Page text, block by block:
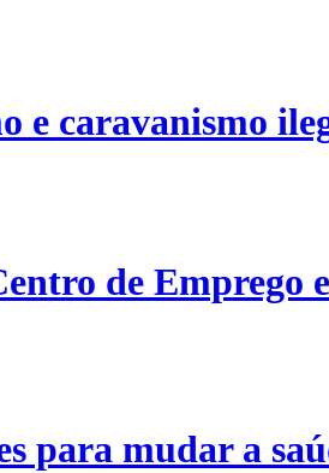
e caravanismo
de Emprego
para mudar a